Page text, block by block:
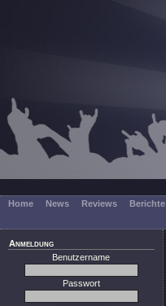
Home News Reviews Berichte
Anmeldung
Benutzername
Passwort